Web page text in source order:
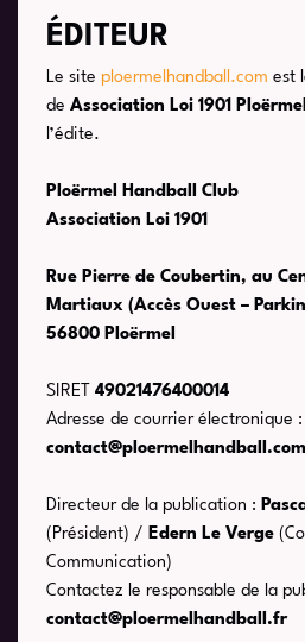
ÉDITEUR
Le site ploermelhandball.comest
deAssociation Loi 1901
l’édite.
Ploërmel Handball Club
Association Loi 1901
Rue Pierre de Coubertin, au
Martiaux (Accès Ouest –
56800 Ploërmel
SIRET49021476400014
Adresse de courrier électronique :
contact@ploermelhandball.com
Directeur de la publication :
(Président) /Edern Le Verge
Communication)
Contactez le responsable de la
contact@ploermelhandball.fr